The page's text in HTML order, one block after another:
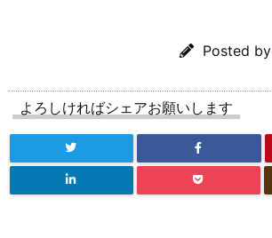
Posted by
よろしければシェアお願いします